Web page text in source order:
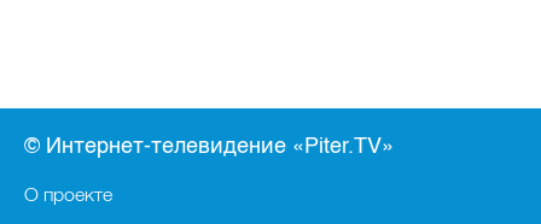
© Интернет-телевидение «Piter.TV»
О проекте